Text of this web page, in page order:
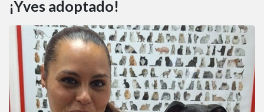
¡Yves adoptado!